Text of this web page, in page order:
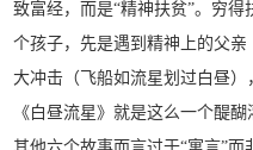
致富经，而是“精神扶贫”。穷
个孩子，先是遇到精神上的父
大冲击（飞船如流星划过白昼）
《白昼流星》就是这么一个醍